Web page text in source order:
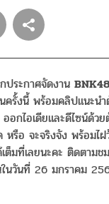
ประกาศจัดงาน
ครั้งนี้ พร้อมคลิปแนะ
อกไอเดียและดีไซน์ด้ว
หรือ จะจริงจัง พร้อม
เต็มที่เลยนะคะ ติดตาม
นวันที่ 26 มกราคม